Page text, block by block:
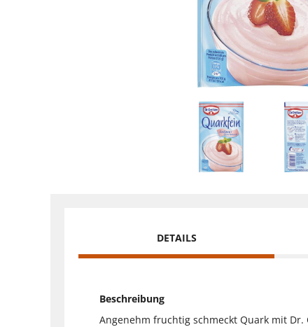
DETAILS
Beschreibung
Angenehm fruchtig schmeckt Quark mit